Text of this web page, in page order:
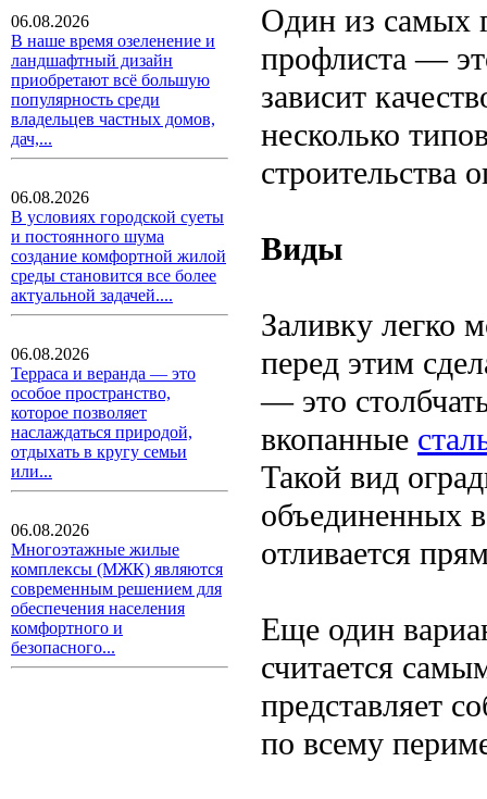
06.08.2026
В наше время озеленение и
ландшафтный дизайн
приобретают всё большую
популярность среди
владельцев частных домов,
дач,...
06.08.2026
В условиях городской суеты
и постоянного шума
создание комфортной жилой
среды становится все более
актуальной задачей....
06.08.2026
Терраса и веранда — это
особое пространство,
которое позволяет
наслаждаться природой,
отдыхать в кругу семьи
или...
06.08.2026
Многоэтажные жилые
комплексы (МЖК) являются
современным решением для
обеспечения населения
комфортного и
безопасного...
Один из самых
профлиста —
зависит
несколько
строительства
Виды
Заливку легко
перед этим
— это
вкопанные
Такой вид
объединенных
отливается
Еще один
считается
представляет
по всему